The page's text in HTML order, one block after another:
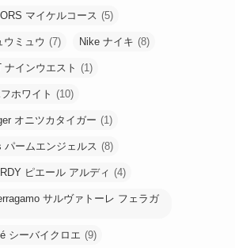
マイケルコース (5)
ウミュウ (7) Nike ナイキ (8)
ナインウエスト (1)
ホワイト (10)
オニツカタイガー (1)
パームエンジェルス (8)
ピエール アルディ (4)
サルヴァトーレ フェラガ
シーバイクロエ (9)